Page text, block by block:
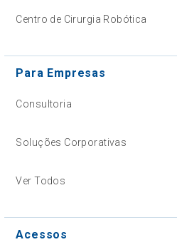
Centro de Cirurgia Robótica
Para Empresas
Consultoria
Soluções Corporativas
Ver Todos
Acessos